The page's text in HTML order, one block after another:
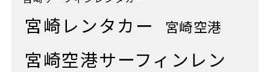
宮崎レンタカー 宮崎空港
宮崎空港サーフィンレン